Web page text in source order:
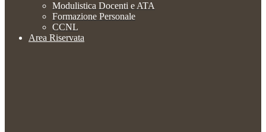
Modulistica Docenti e ATA
Formazione Personale
CCNL
Area Riservata